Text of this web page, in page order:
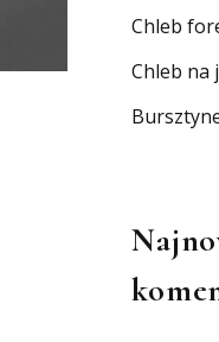
Chleb
Chleb na